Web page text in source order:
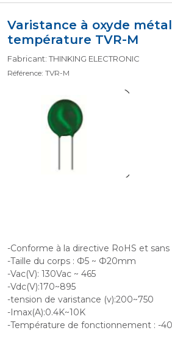
Varistance à oxyde
température TVR-M
Fabricant: THINKING ELECTRONIC
Référence: TVR-M
-Conforme à la directive RoHS et
-Taille du corps : Ф5 ~ Ф20mm
-Vac(V): 130Vac ~ 465
-Vdc(V):170~895
-tension de varistance (v):200~750
-Imax(A):0.4K~10K
-Température de fonctionnement : -